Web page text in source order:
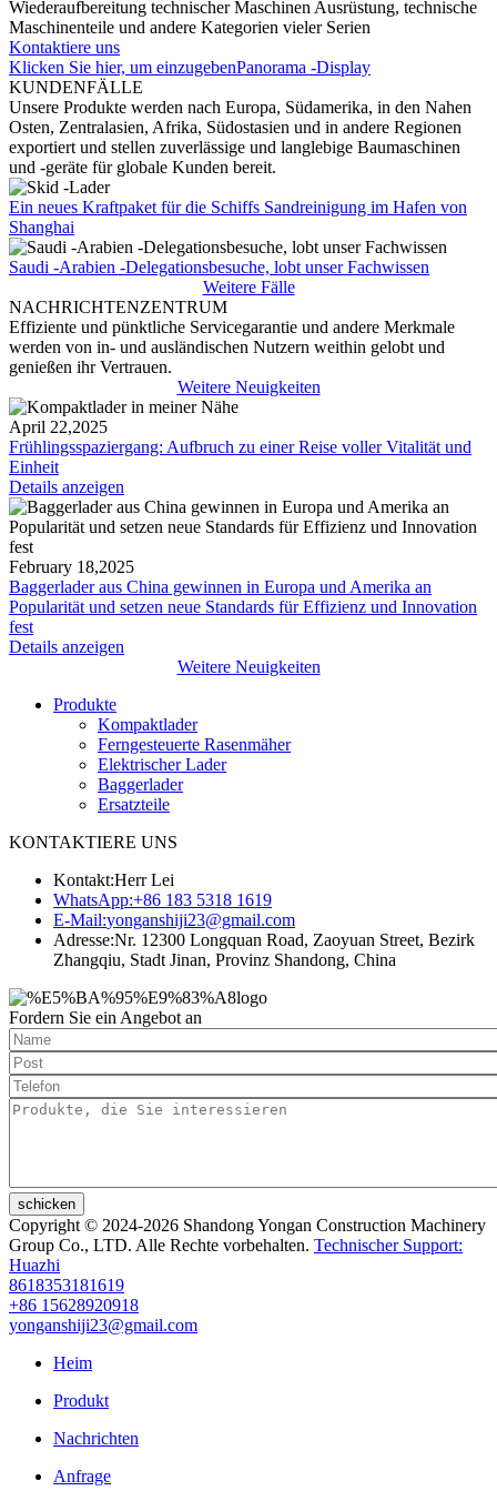
Wiederaufbereitung technischer Maschinen Ausrüstung, technische
Maschinenteile und andere Kategorien vieler Serien
Kontaktiere uns
Klicken Sie hier, um einzugebenPanorama -Display
KUNDENFÄLLE
Unsere Produkte werden nach Europa, Südamerika, in den Nahen
Osten, Zentralasien, Afrika, Südostasien und in andere Regionen
exportiert und stellen zuverlässige und langlebige Baumaschinen
und -geräte für globale Kunden bereit.
Ein neues Kraftpaket für die Schiffs Sandreinigung im Hafen von
Shanghai
Saudi -Arabien -Delegationsbesuche, lobt unser Fachwissen
Weitere Fälle
NACHRICHTENZENTRUM
Effiziente und pünktliche Servicegarantie und andere Merkmale
werden von in- und ausländischen Nutzern weithin gelobt und
genießen ihr Vertrauen.
Weitere Neuigkeiten
April 22,2025
Frühlingsspaziergang: Aufbruch zu einer Reise voller Vitalität und
Einheit
Details anzeigen
February 18,2025
Baggerlader aus China gewinnen in Europa und Amerika an
Popularität und setzen neue Standards für Effizienz und Innovation
fest
Details anzeigen
Weitere Neuigkeiten
Produkte
Kompaktlader
Ferngesteuerte Rasenmäher
Elektrischer Lader
Baggerlader
Ersatzteile
KONTAKTIERE UNS
Kontakt:Herr Lei
WhatsApp:+86 183 5318 1619
E-Mail:yonganshiji23@gmail.com
Adresse:Nr. 12300 Longquan Road, Zaoyuan Street, Bezirk
Zhangqiu, Stadt Jinan, Provinz Shandong, China
Fordern Sie ein Angebot an
schicken
Copyright © 2024-2026 Shandong Yongan Construction Machinery
Group Co., LTD. Alle Rechte vorbehalten. Technischer Support:
Huazhi
8618353181619
+86 15628920918
yonganshiji23@gmail.com
Heim
Produkt
Nachrichten
Anfrage